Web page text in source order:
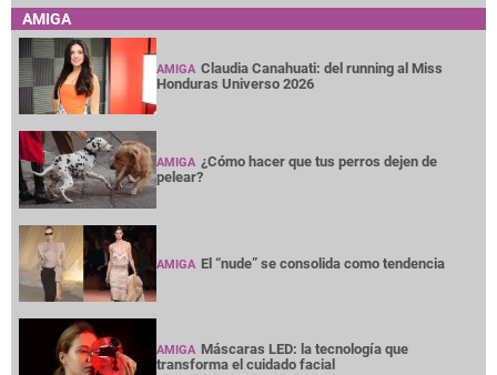
AMIGA
AMIGA Claudia Canahuati: del running al Miss
Honduras Universo 2026
AMIGA ¿Cómo hacer que tus perros dejen de
pelear?
AMIGA El “nude” se consolida como tendencia
AMIGA Máscaras LED: la tecnología que
transforma el cuidado facial